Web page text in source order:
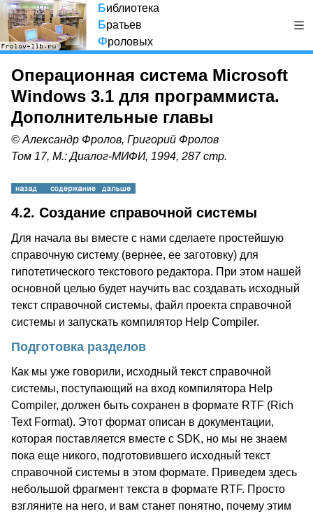
Библиотека
Братьев
Фроловых
Операционная система Microsoft
Windows 3.1 для программиста.
Дополнительные главы
© Александр Фролов, Григорий Фролов
Том 17, М.: Диалог-МИФИ, 1994, 287 стр.
4.2. Создание справочной системы
Для начала вы вместе с нами сделаете простейшую
справочную систему (вернее, ее заготовку) для
гипотетического текстового редактора. При этом нашей
основной целью будет научить вас создавать исходный
текст справочной системы, файл проекта справочной
системы и запускать компилятор Help Compiler.
Подготовка разделов
Как мы уже говорили, исходный текст справочной
системы, поступающий на вход компилятора Help
Compiler, должен быть сохранен в формате RTF (Rich
Text Format). Этот формат описан в документации,
которая поставляется вместе с SDK, но мы не знаем
пока еще никого, подготовившего исходный текст
справочной системы в этом формате. Приведем здесь
небольшой фрагмент текста в формате RTF. Просто
взгляните на него, и вам станет понятно, почему этим